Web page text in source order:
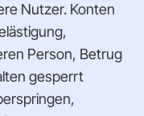
Nutzer. Konten
Person, Betrug
gesperrt